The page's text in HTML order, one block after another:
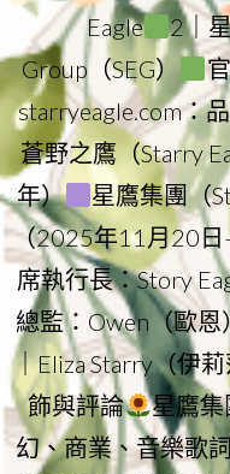
Eagle
2｜
Group（SEG）
starryeagle.com：
蒼野之鷹（Starry
年）
星鷹集團（
（2025年11月20日
席執行長：Story
總監：Owen（歐恩
｜Eliza Starry（伊
飾與評論
星鷹集
幻、商業、音樂歌